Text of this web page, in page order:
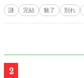
謎 完結 魅了 別れ
2